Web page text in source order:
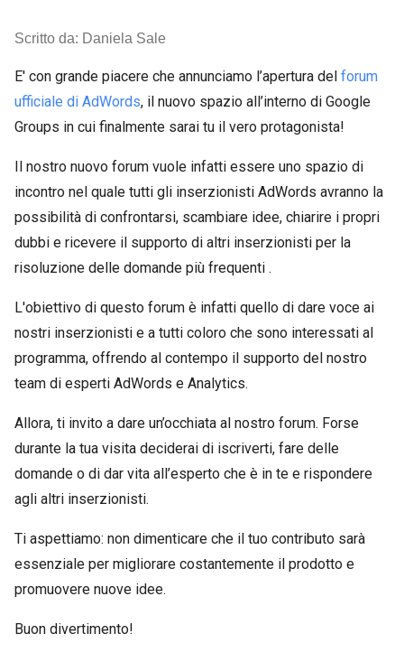
Scritto da: Daniela Sale
E' con grande piacere che annunciamo l’apertura del forum
ufficiale di AdWords, il nuovo spazio all’interno di Google
Groups in cui finalmente sarai tu il vero protagonista!
Il nostro nuovo forum vuole infatti essere uno spazio di
incontro nel quale tutti gli inserzionisti AdWords avranno la
possibilità di confrontarsi, scambiare idee, chiarire i propri
dubbi e ricevere il supporto di altri inserzionisti per la
risoluzione delle domande più frequenti .
L'obiettivo di questo forum è infatti quello di dare voce ai
nostri inserzionisti e a tutti coloro che sono interessati al
programma, offrendo al contempo il supporto del nostro
team di esperti AdWords e Analytics.
Allora, ti invito a dare un’occhiata al nostro forum. Forse
durante la tua visita deciderai di iscriverti, fare delle
domande o di dar vita all’esperto che è in te e rispondere
agli altri inserzionisti.
Ti aspettiamo: non dimenticare che il tuo contributo sarà
essenziale per migliorare costantemente il prodotto e
promuovere nuove idee.
Buon divertimento!